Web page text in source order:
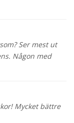
Ser mest ut
Någon med
Mycket bättre